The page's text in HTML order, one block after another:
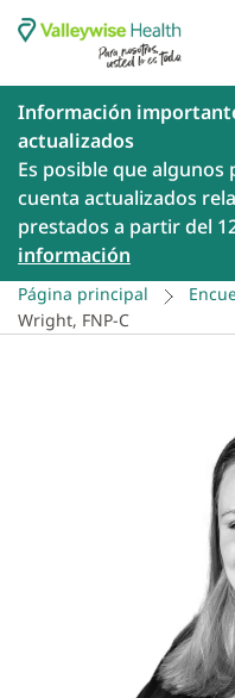
Información
actualizados
Es posible que algunos
cuenta actualizados
prestados a partir del
información
Página principal
Wright, FNP-C